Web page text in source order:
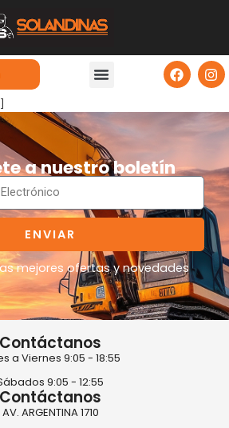
a nuestro boletín
ENVIAR
mejores ofertas y novedades
Contáctanos
a Viernes 9:05 - 18:55
9:05 - 12:55
Contáctanos
AV. ARGENTINA 1710